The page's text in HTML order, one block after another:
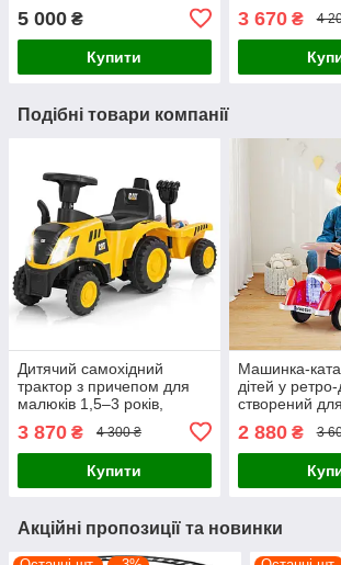
5 000 ₴
Купити
3 670₴ 4
Подібні товари компанії
Дитячий самохідний
трактор з причепом для
малюків 1,5–3 років,
3 870 ₴ 4 300 ₴
Купити
Машинка-
дітей у ретро-
створений
2 880₴ 3
Акційні пропозиції та новинки